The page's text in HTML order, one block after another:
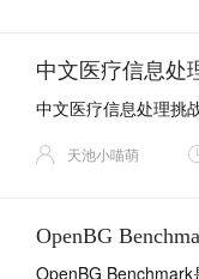
中文医疗信息处
天池小喵萌
OpenBG